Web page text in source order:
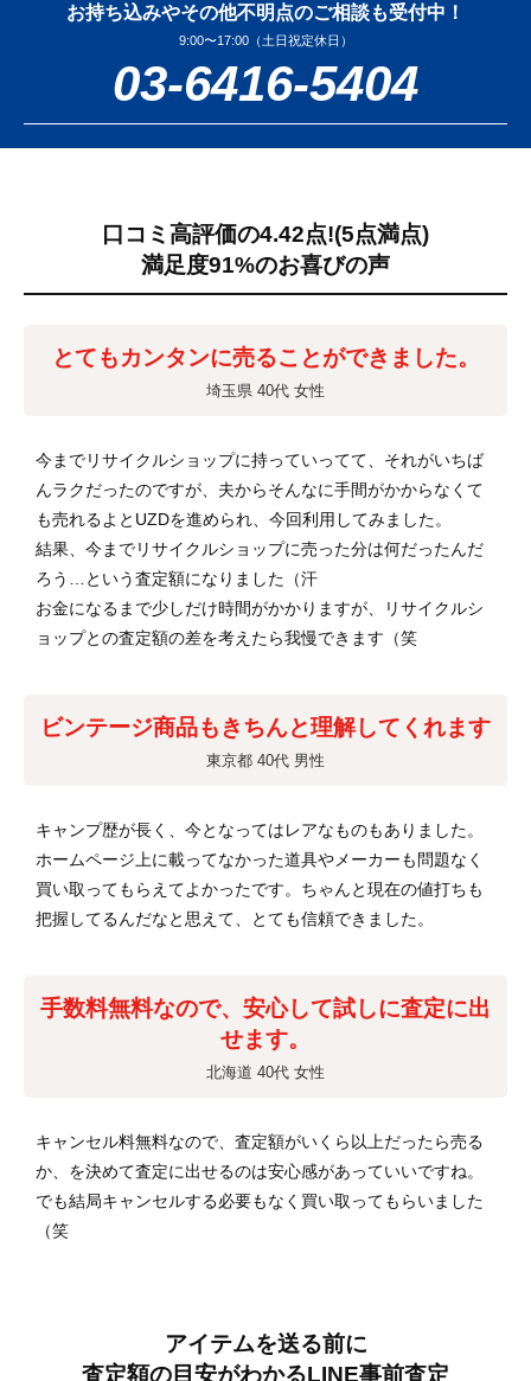
お持ち込みやその他不明点のご相談も受付中！
9:00〜17:00（土日祝定休日）
03-6416-5404
口コミ高評価の4.42点!(5点満点)
満足度91%のお喜びの声
とてもカンタンに売ることができました。
埼玉県 40代 女性
今までリサイクルショップに持っていってて、それがいちば
んラクだったのですが、夫からそんなに手間がかからなくて
も売れるよとUZDを進められ、今回利用してみました。
結果、今までリサイクルショップに売った分は何だったんだ
ろう…という査定額になりました（汗
お金になるまで少しだけ時間がかかりますが、リサイクルシ
ョップとの査定額の差を考えたら我慢できます（笑
ビンテージ商品もきちんと理解してくれます
東京都 40代 男性
キャンプ歴が長く、今となってはレアなものもありました。
ホームページ上に載ってなかった道具やメーカーも問題なく
買い取ってもらえてよかったです。ちゃんと現在の値打ちも
把握してるんだなと思えて、とても信頼できました。
手数料無料なので、安心して試しに査定に出
せます。
北海道 40代 女性
キャンセル料無料なので、査定額がいくら以上だったら売る
か、を決めて査定に出せるのは安心感があっていいですね。
でも結局キャンセルする必要もなく買い取ってもらいました
（笑
アイテムを送る前に
査定額の目安がわかるLINE事前査定